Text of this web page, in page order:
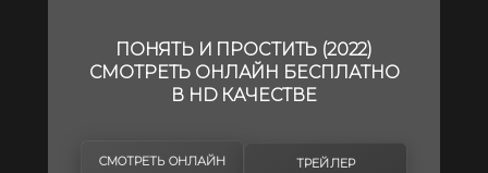
ПОНЯТЬ И ПРОСТИТЬ (2022)
СМОТРЕТЬ ОНЛАЙН БЕСПЛАТНО
В HD КАЧЕСТВЕ
СМОТРЕТЬ ОНЛАЙН ТРЕЙЛЕР